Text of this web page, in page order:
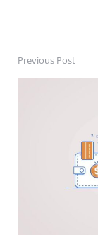
PostPrevious Post